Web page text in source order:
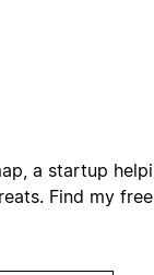
a startup
Find my free